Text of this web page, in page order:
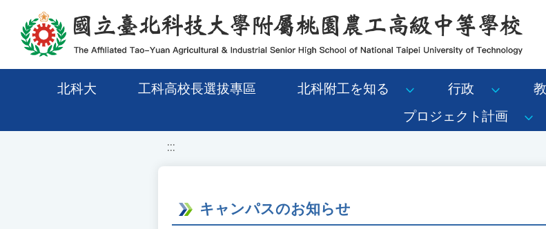
移至網頁之主要內容區位置
北科大 工科高校長選拔專區 北科附工を知る 行政
プロジェクト計画
:::
キャンパスのお知らせ